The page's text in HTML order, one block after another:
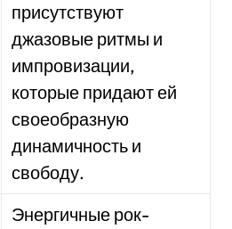
присутствуют
джазовые ритмы и
импровизации,
которые придают ей
своеобразную
динамичность и
свободу.
Энергичные рок-